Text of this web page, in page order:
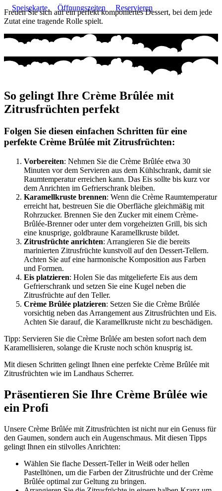
Freuen Sie sich auf ein perfekt komponiertes Dessert, bei dem jede
Zutat eine tragende Rolle spielt.
So gelingt Ihre Crème Brûlée mit
Zitrusfrüchten perfekt
Folgen Sie diesen einfachen Schritten für eine
perfekte Crème Brûlée mit Zitrusfrüchten:
Vorbereiten: Nehmen Sie die Crème Brûlée etwa 30
Minuten vor dem Servieren aus dem Kühlschrank, damit sie
Raumtemperatur erreichen kann. Das Eis sollte bis kurz vor
dem Anrichten im Gefrierschrank bleiben.
Karamellkruste brennen: Wenn die Crème Raumtemperatur
erreicht hat, bestreuen Sie die Oberfläche gleichmäßig mit
Rohrzucker. Brennen Sie den Zucker mit einem Crème-
Brûlée-Brenner oder unter dem vorgeheizten Grill, bis sich
eine knusprige, goldbraune Karamellkruste bildet.
Zitrusfrüchte anrichten: Arrangieren Sie die bereits
marinierten Zitrusfrüchte kunstvoll auf den Dessert-Tellern.
Achten Sie auf eine harmonische Komposition aus Farben
und Formen.
Eis platzieren: Holen Sie das mitgelieferte Eis aus dem
Gefrierschrank und setzen Sie eine Kugel neben die
Zitrusfrüchte auf den Teller.
Crème Brûlée platzieren: Setzen Sie die Crème Brûlée
vorsichtig neben das Arrangement aus Zitrusfrüchten und Eis.
Achten Sie darauf, die Karamellkruste nicht zu beschädigen.
Tipp: Servieren Sie die Crème Brûlée am besten sofort nach dem
Karamellisieren, solange die Kruste noch schön knusprig ist.
Mit diesen Schritten gelingt Ihnen eine perfekte Crème Brûlée mit
Zitrusfrüchten wie im Landhaus Scherrer.
Präsentieren Sie Ihre Crème Brûlée wie
ein Profi
Unsere Crème Brûlée mit Zitrusfrüchten ist nicht nur ein Genuss für
den Gaumen, sondern auch ein Augenschmaus. Mit diesen Tipps
gelingt Ihnen ein stilvolles Anrichten:
Wählen Sie flache Dessert-Teller in Weiß oder hellen
Pastelltönen, um die Farben der Zitrusfrüchte und der Crème
Brûlée optimal zur Geltung zu bringen.